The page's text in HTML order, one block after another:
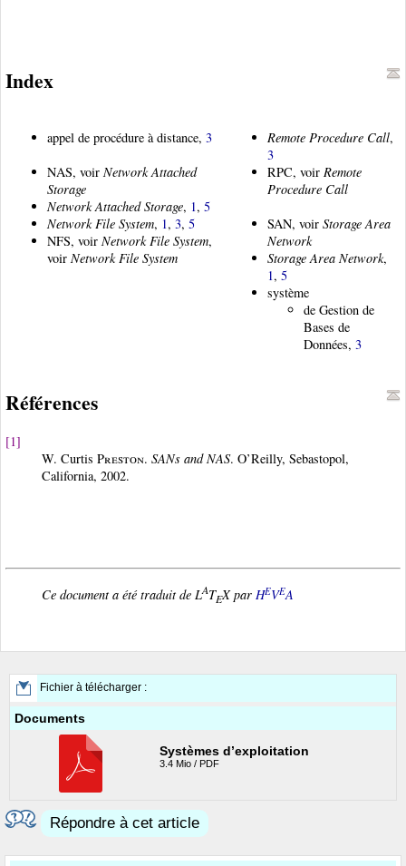
Index
appel de procédure à distance, 3
NAS, voir Network Attached
Storage
Network Attached Storage, 1, 5
Network File System, 1, 3, 5
NFS, voir Network File System,
voir Network File System
Remote Procedure Call,
3
RPC, voir Remote
Procedure Call
SAN, voir Storage Area
Network
Storage Area Network,
1, 5
système
de Gestion de
Bases de
Données, 3
Références
[1]
W. Curtis Preston. SANs and NAS. O’Reilly, Sebastopol,
California, 2002.
Ce document a été traduit de LATEX par HEVEA
Fichier à télécharger :
Documents
Systèmes d’exploitation
3.4 Mio / PDF
Répondre à cet article